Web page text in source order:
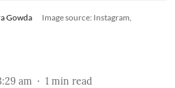
Gowda
Image source: Instagram,
am 1 min read